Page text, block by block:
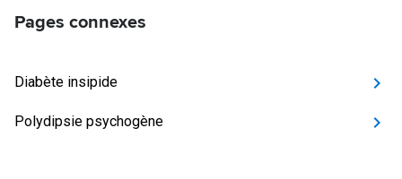
Pages connexes
Diabète insipide
Polydipsie psychogène